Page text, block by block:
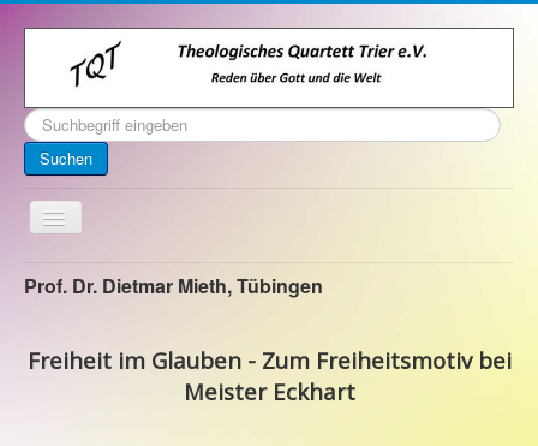
Suchen
...
Suchen
Toggle
Navigation
Startseite
Kontakt
Prof. Dr. Dietmar Mieth, Tübingen
Freiheit im Glauben - Zum Freiheitsmotiv bei
Meister Eckhart